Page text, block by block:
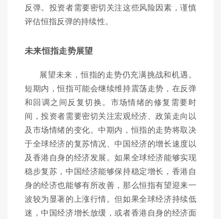
反弹。投资者需要密切关注这些风险因素，谨慎
评估恒指反弹的持续性。
未来恒指走势展望
展望未来，恒指的走势仍充满挑战和机遇。
短期内，恒指可能会继续维持震荡走势，在反弹
和回调之间反复切换。市场情绪的修复需要时
间，投资者需要密切关注宏观经济、政策走向以
及市场情绪的变化。中期内，恒指的走势将取决
于全球经济的复苏情况、中国经济的增长速度以
及香港自身的经济发展。如果全球经济能够实现
稳步复苏，中国经济能够保持稳定增长，香港自
身的经济也能够有所改善，那么恒指有望迎来一
波较为显著的上涨行情。但如果全球经济持续低
迷，中国经济增长放缓，或者香港自身的经济面